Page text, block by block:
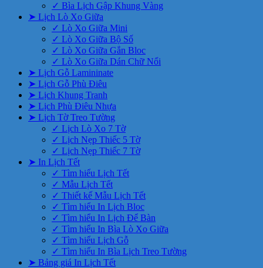
✓ Bìa Lịch Gập Khung Vàng
➤ Lịch Lò Xo Giữa
✓ Lò Xo Giữa Mini
✓ Lò Xo Giữa Bộ Số
✓ Lò Xo Giữa Gắn Bloc
✓ Lò Xo Giữa Dán Chữ Nổi
➤ Lịch Gỗ Lamininate
➤ Lịch Gỗ Phù Điêu
➤ Lịch Khung Tranh
➤ Lịch Phù Điêu Nhựa
➤ Lịch Tờ Treo Tường
✓ Lịch Lò Xo 7 Tờ
✓ Lịch Nẹp Thiếc 5 Tờ
✓ Lịch Nẹp Thiếc 7 Tờ
➤ In Lịch Tết
✓ Tìm hiểu Lịch Tết
✓ Mẫu Lịch Tết
✓ Thiết kế Mẫu Lịch Tết
✓ Tìm hiểu In Lịch Bloc
✓ Tìm hiểu In Lịch Để Bàn
✓ Tìm hiểu In Bìa Lò Xo Giữa
✓ Tìm hiểu Lịch Gỗ
✓ Tìm hiểu In Bìa Lịch Treo Tường
➤ Bảng giá In Lịch Tết